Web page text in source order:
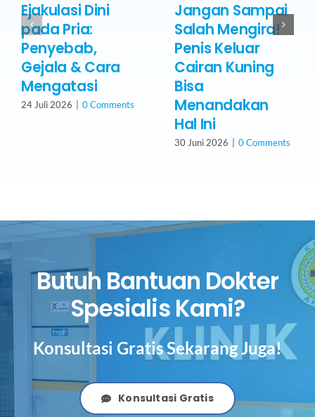
Ejakulasi Dini
pada Pria:
Penyebab,
Gejala & Cara
Mengatasi
24 Juli 2026 0 Comments
Jangan Sampai
Salah Mengira!
Penis Keluar
Cairan Kuning
Bisa
Menandakan
Hal Ini
30 Juni 2026 0 Comments
Butuh Bantuan Dokter
Spesialis Kami?
Konsultasi Gratis Sekarang Juga!
Konsultasi Gratis